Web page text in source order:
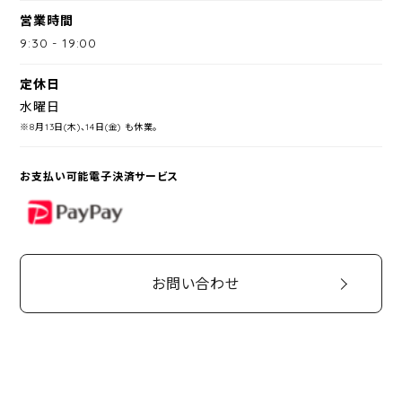
営業時間
9:30 -19:00
定休日
水曜日
※8月13日(木)、14日(金) も休業。
お支払い可能電子決済サービス
PayPay
お問い合わせ